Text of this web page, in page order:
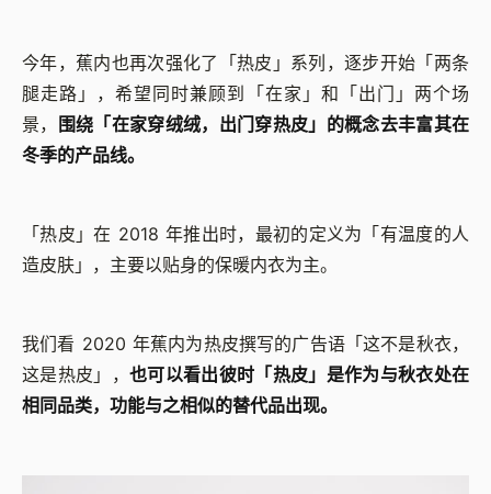
今年，蕉内也再次强化了「热皮」系列，逐步开始「两条
腿走路」，希望同时兼顾到「在家」和「出门」两个场
景， 围绕「在家穿绒绒，出门穿热皮」的概念去丰富其在
冬季的产品线。
「热皮」在 2018 年推出时，最初的定义为「有温度的人
造皮肤」，主要以贴身的保暖内衣为主。
我们看 2020 年蕉内为热皮撰写的广告语「这不是秋衣，
这是热皮」， 也可以看出彼时「热皮」是作为与秋衣处在
相同品类，功能与之相似的替代品出现。